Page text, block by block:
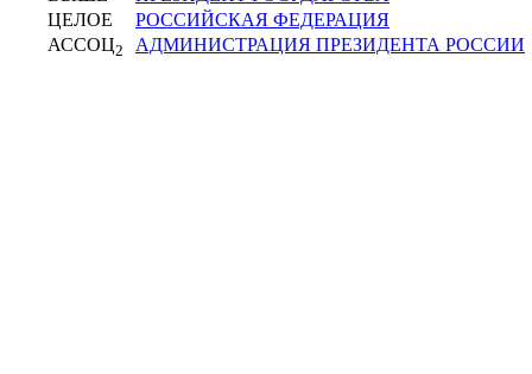
ЦЕЛОЕ
РОССИЙСКАЯ ФЕДЕРАЦИЯ
АССОЦ2 АДМИНИСТРАЦИЯ ПРЕЗИДЕНТА РОССИИ